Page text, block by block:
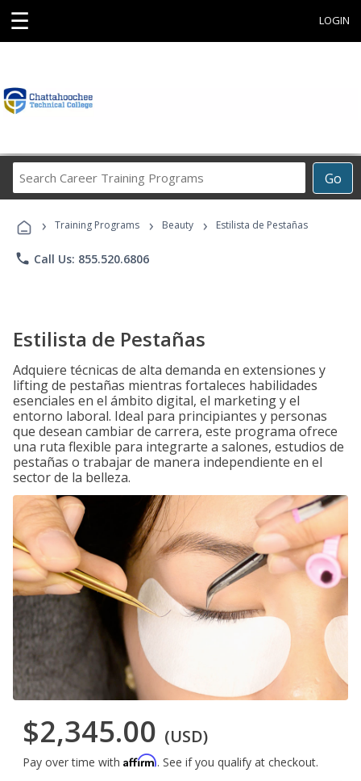
☰ LOGIN
Go
Career
Programs
› Training Programs › Beauty › Estilista de Pestañas
phone Call Us: 855.520.6806
Estilista de Pestañas
Adquiere técnicas de alta demanda en extensiones y
lifting de pestañas mientras fortaleces habilidades
esenciales en el ámbito digital, el marketing y el
entorno laboral. Ideal para principiantes y personas
que desean cambiar de carrera, este programa ofrece
una ruta flexible para integrarte a salones, estudios de
pestañas o trabajar de manera independiente en el
sector de la belleza.
$2,345.00 (USD)
Pay over time with Affirm. See if you qualify at checkout.